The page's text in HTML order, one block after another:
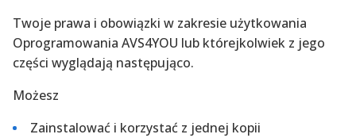
Twoje prawa i obowiązki w zakresie użytkowania
Oprogramowania AVS4YOU lub którejkolwiek z jego
części wyglądają następująco.
Możesz
Zainstalować i korzystać z jednej kopii